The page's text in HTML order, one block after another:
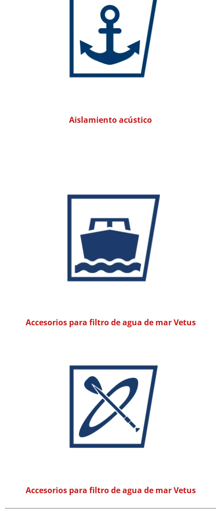
Aislamiento acústico
Accesorios para filtro de agua de mar Vetus
Accesorios para filtro de agua de mar Vetus